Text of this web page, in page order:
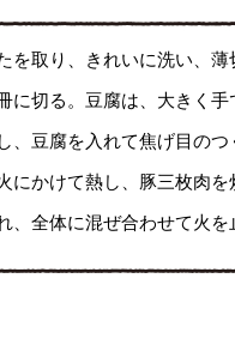
を取り、きれいに洗い、
に切る。豆腐は、大きく
、豆腐を入れて焦げ目の
にかけて熱し、豚三枚肉
、全体に混ぜ合わせて火を